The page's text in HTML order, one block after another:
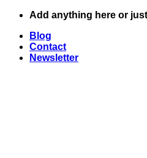
Skip
content
Add anything here or
Blog
Contact
Newsletter